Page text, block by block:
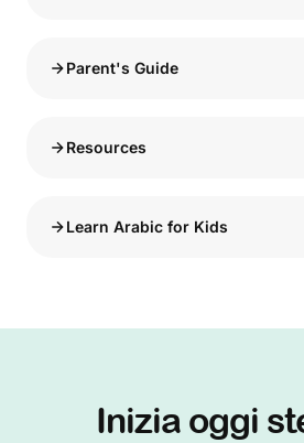
Parent's Guide
Resources
Learn Arabic for Kids
Inizia oggi